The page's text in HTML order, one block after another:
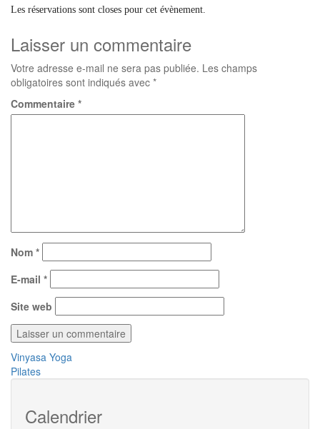
Les réservations sont closes pour cet évènement.
Laisser un commentaire
Votre adresse e-mail ne sera pas publiée. Les champs
obligatoires sont indiqués avec *
Commentaire *
Nom *
E-mail *
Site web
Navigation
de
l’article
Vinyasa Yoga
Pilates
Calendrier